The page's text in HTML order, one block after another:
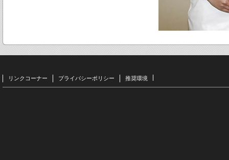
リンクコーナー プライバシーポリシー 推奨環境